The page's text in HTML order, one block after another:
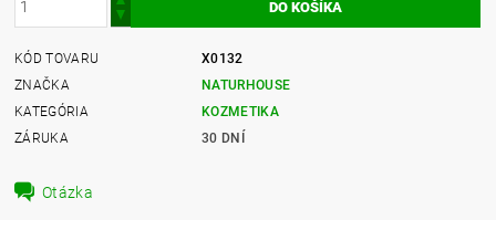
KÓD TOVARU
X0132
ZNAČKA
NATURHOUSE
KATEGÓRIA
KOZMETIKA
ZÁRUKA
30 DNÍ
Otázka